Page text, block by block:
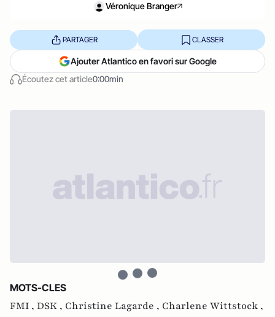
Véronique Branger
Écoutez cet article0:00min
PARTAGER CLASSER
Ajouter Atlantico en favori sur Google
MOTS-CLES
FMI , DSK , Christine Lagarde , Charlene Wittstock ,